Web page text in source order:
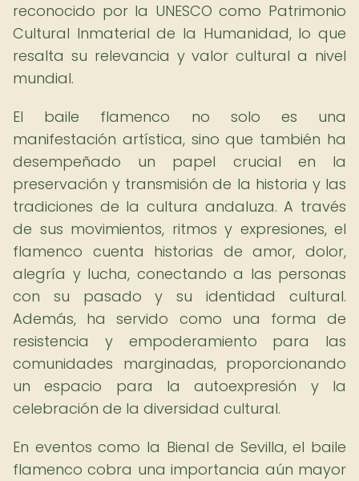
reconocido por la UNESCO como Patrimonio
Cultural Inmaterial de la Humanidad, lo que
resalta su relevancia y valor cultural a nivel
mundial.
El baile flamenco no solo es una
manifestación artística, sino que también ha
desempeñado un papel crucial en la
preservación y transmisión de la historia y las
tradiciones de la cultura andaluza. A través
de sus movimientos, ritmos y expresiones, el
flamenco cuenta historias de amor, dolor,
alegría y lucha, conectando a las personas
con su pasado y su identidad cultural.
Además, ha servido como una forma de
resistencia y empoderamiento para las
comunidades marginadas, proporcionando
un espacio para la autoexpresión y la
celebración de la diversidad cultural.
En eventos como la Bienal de Sevilla, el baile
flamenco cobra una importancia aún mayor